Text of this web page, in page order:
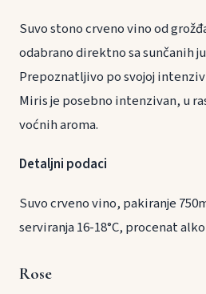
Suvo stono crveno vino od
odabrano direktno sa sunčanih
Prepoznatljivo po svojoj
Miris je posebno intenzivan, u
voćnih aroma.
Detaljni podaci
Suvo crveno vino, pakiranje
serviranja 16-18°C, procenat
Rose